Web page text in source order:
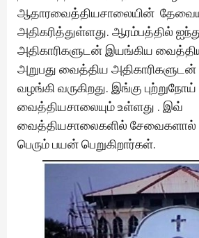
ஆதாரவைத்தியசாலையின்
அதிகரித்துள்ளது. ஆரம்பத்தில்
அதிகாரிகளுடன் இயங்கிய
அறுபது வைத்திய
வழங்கி வருகிறது. இங்கு புற்றுநோய்
வைத்தியசாலையும் உள்ளது . இவ்
வைத்தியசாலைகளில் சேவைகளால்
பெரும் பயன் பெறுகிறார்கள்.